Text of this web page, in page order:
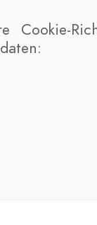
Cookie-